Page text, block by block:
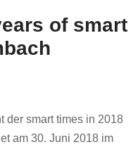
of smart
der smart times in 2018
am 30. Juni 2018 im